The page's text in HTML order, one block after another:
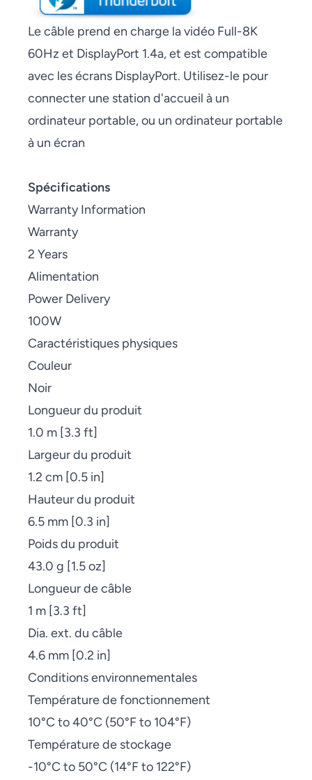
Le câble prend en charge la vidéo Full-8K
60Hz et DisplayPort 1.4a, et est compatible
avec les écrans DisplayPort. Utilisez-le pour
connecter une station d'accueil à un
ordinateur portable, ou un ordinateur portable
à un écran
Spécifications
Warranty Information
Warranty
2 Years
Alimentation
Power Delivery
100W
Caractéristiques physiques
Couleur
Noir
Longueur du produit
1.0 m [3.3 ft]
Largeur du produit
1.2 cm [0.5 in]
Hauteur du produit
6.5 mm [0.3 in]
Poids du produit
43.0 g [1.5 oz]
Longueur de câble
1 m [3.3 ft]
Dia. ext. du câble
4.6 mm [0.2 in]
Conditions environnementales
Température de fonctionnement
10°C to 40°C (50°F to 104°F)
Température de stockage
-10°C to 50°C (14°F to 122°F)